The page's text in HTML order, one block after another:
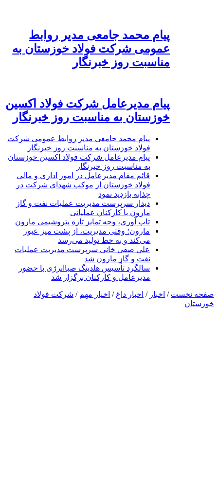
پیام محمد جامعی مدیر روابط
عمومی شرکت فولاد خوزستان به
مناسبت روز خبرنگار
پیام مدیرعامل شرکت فولاد اکسین
خوزستان به مناسبت روز خبرنگار
پیام محمد جامعی مدیر روابط عمومی شرکت
فولاد خوزستان به مناسبت روز خبرنگار
پیام مدیرعامل شرکت فولاد اکسین خوزستان
به مناسبت روز خبرنگار
قائم مقام مدیرعامل در امور اداری و مالی
فولاد خوزستان از موکب شهدای شرکت در
چذابه بازدید نمود
دیدار سرپرست مدیریت عملیات نفت و گاز
مارون با کارکنان عملیاتی
تاب آوری، وجه تمایز تازه پتروشیمی مارون
مارون؛ وقتی مدیریت، از پشت میز عبور
می‌کند و به خط تولید می‌رسد
علی صفی خانی سرپرست مدیریت عملیات
نفت و گاز مارون شد
سالگرد تأسیس هلدینگ صباانرژی با حضور
مدیرعامل و کارکنان برگزار شد
صفحه نخست / اخبار / اخبار داغ / اخیار مهم / شرکت فولاد
خوزستان